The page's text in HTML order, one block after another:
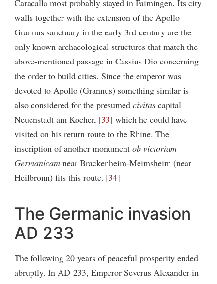
Caracalla most probably stayed in Faimingen. Its city
walls together with the extension of the Apollo
Grannus sanctuary in the early 3rd century are the
only known archaeological structures that match the
above-mentioned passage in Cassius Dio concerning
the order to build cities. Since the emperor was
devoted to Apollo (Grannus) something similar is
also considered for the presumed civitas capital
Neuenstadt am Kocher, 33 which he could have
visited on his return route to the Rhine. The
inscription of another monument ob victoriam
Germanicam near Brackenheim-Meimsheim (near
Heilbronn) fits this route. 34
The Germanic invasion
AD 233
The following 20 years of peaceful prosperity ended
abruptly. In AD 233, Emperor Severus Alexander in